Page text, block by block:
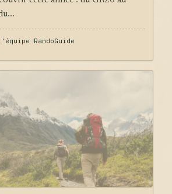
RandoGuide